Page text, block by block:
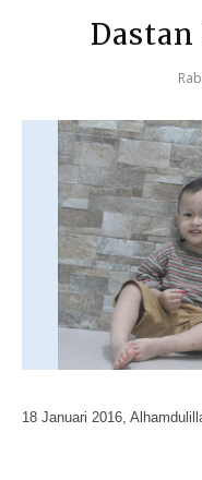
18 Januari 2016,